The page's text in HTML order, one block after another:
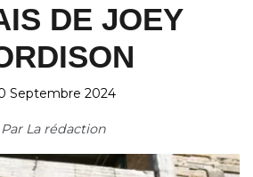
DE JOEY
Septembre 2024
Par La rédaction